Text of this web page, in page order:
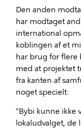
Den anden
har modtaget
international
koblingen af et
har brug for flere
med at projektet
fra kanten af
noget specielt:
”Bybi kunne ikke
lokaludvalget, de